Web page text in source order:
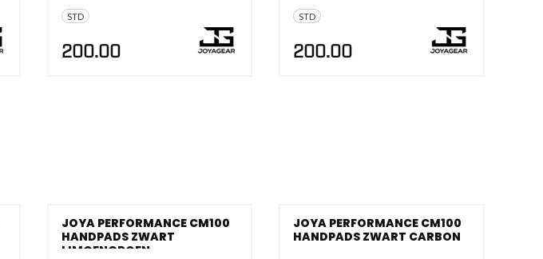
STD
200.00
STD
200.00
JOYA PERFORMANCE CM100
HANDPADS ZWART
LIMOENGROEN
JOYA PERFORMANCE CM100
HANDPADS ZWART CARBON